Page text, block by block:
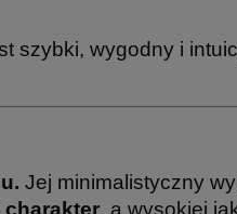
szybki, wygodny i
Jej minimalistyczny
, a wysokiej